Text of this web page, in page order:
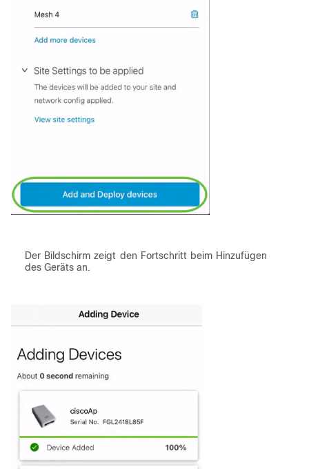
Der Bildschirm zeigt den Fortschritt beim Hinzufügen
des Geräts an.